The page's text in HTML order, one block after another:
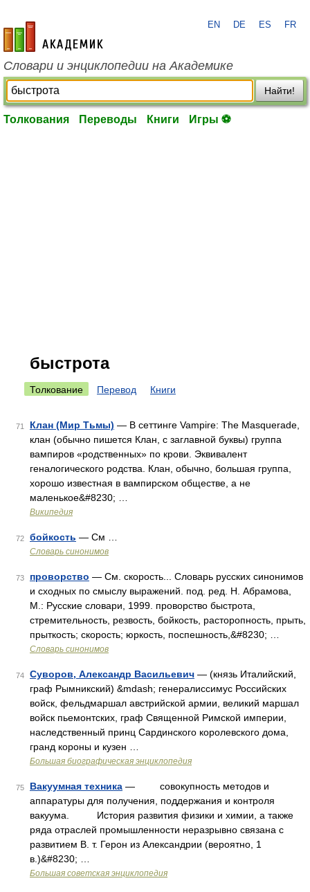
academic.ru
EN DE ES FR
Словари и энциклопедии на Академике
Найти!
Толкования Переводы Книги Игры ⚽
быстрота
Толкование Перевод Книги
71 Клан (Мир Тьмы) — В сеттинге Vampire: The Masquerade,
клан (обычно пишется Клан, с заглавной буквы) группа
вампиров «родственных» по крови. Эквивалент
геналогического родства. Клан, обычно, большая группа,
хорошо известная в вампирском обществе, а не
маленькое&#8230; …
Википедия
72 бойкость — См …
Словарь синонимов
73 проворство — См. скорость... Словарь русских синонимов
и сходных по смыслу выражений. под. ред. Н. Абрамова,
М.: Русские словари, 1999. проворство быстрота,
стремительность, резвость, бойкость, расторопность, прыть,
прыткость; скорость; юркость, поспешность,&#8230; …
Словарь синонимов
74 Суворов, Александр Васильевич — (князь Италийский,
граф Рымникский) &mdash; генералиссимус Российских
войск, фельдмаршал австрийской армии, великий маршал
войск пьемонтских, граф Священной Римской империи,
наследственный принц Сардинского королевского дома,
гранд короны и кузен …
Большая биографическая энциклопедия
75 Вакуумная техника — совокупность методов и
аппаратуры для получения, поддержания и контроля
вакуума. История развития физики и химии, а также
ряда отраслей промышленности неразрывно связана с
развитием В. т. Герон из Александрии (вероятно, 1
в.)&#8230; …
Большая советская энциклопедия